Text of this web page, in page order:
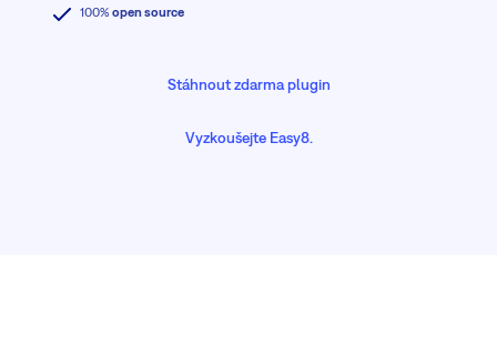
100% open source
Stáhnout zdarma plugin
Vyzkoušejte Easy8.